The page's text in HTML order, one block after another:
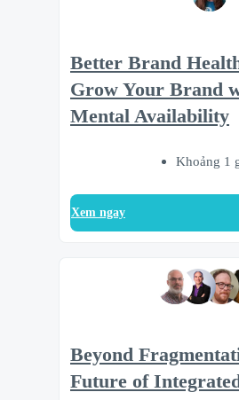
Better Brand
Grow Your Brand
Mental Availability
Khoảng 1
Xem ngay
Beyond
Future of